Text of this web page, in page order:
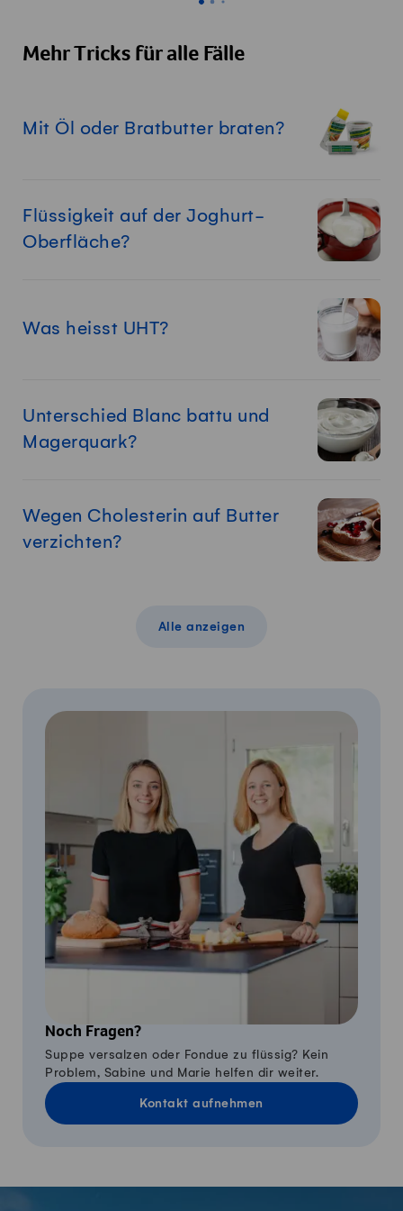
Mehr Tricks für alle Fälle
Mit Öl oder Bratbutter braten?
Flüssigkeit auf der Joghurt-
Oberfläche?
Was heisst UHT?
Unterschied Blanc battu und
Magerquark?
Wegen Cholesterin auf Butter
verzichten?
Alle anzeigen
Noch Fragen?
Suppe versalzen oder Fondue zu flüssig? Kein
Problem, Sabine und Marie helfen dir weiter.
Kontakt aufnehmen